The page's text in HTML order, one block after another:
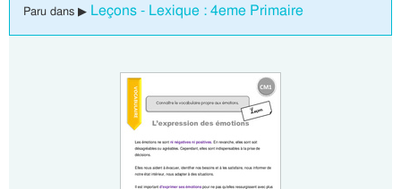
Paru dans ▶ Leçons - Lexique : 4eme Primaire